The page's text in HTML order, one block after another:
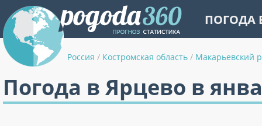
ПОГОДА
Россия / Костромская область / Макарьевский
Погода в Ярцево в